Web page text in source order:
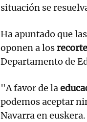
situación se
Ha apuntado que
oponen a los
Departamento de
"A favor de la
podemos aceptar
Navarra en